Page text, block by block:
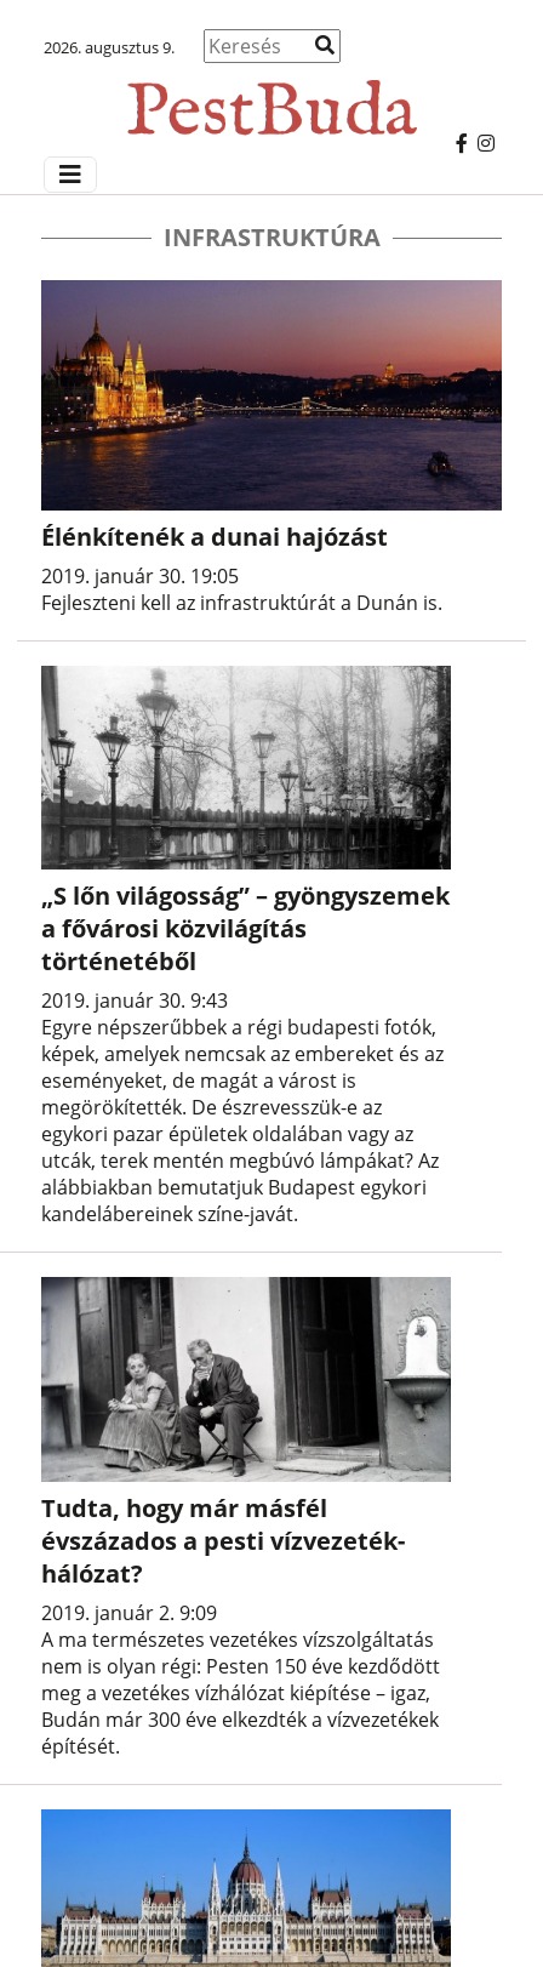
2026. augusztus 9.
INFRASTRUKTÚRA
Élénkítenék a dunai hajózást
2019. január 30. 19:05
Fejleszteni kell az infrastruktúrát a Dunán is.
„S lőn világosság” – gyöngyszemek
a fővárosi közvilágítás
történetéből
2019. január 30. 9:43
Egyre népszerűbbek a régi budapesti fotók,
képek, amelyek nemcsak az embereket és az
eseményeket, de magát a várost is
megörökítették. De észrevesszük-e az
egykori pazar épületek oldalában vagy az
utcák, terek mentén megbúvó lámpákat? Az
alábbiakban bemutatjuk Budapest egykori
kandelábereinek színe-javát.
Tudta, hogy már másfél
évszázados a pesti vízvezeték-
hálózat?
2019. január 2. 9:09
A ma természetes vezetékes vízszolgáltatás
nem is olyan régi: Pesten 150 éve kezdődött
meg a vezetékes vízhálózat kiépítése – igaz,
Budán már 300 éve elkezdték a vízvezetékek
építését.